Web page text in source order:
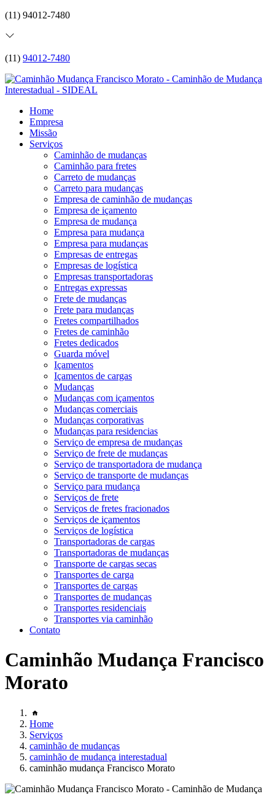
(11) 94012-7480
(11) 94012-7480
Home
Empresa
Missão
Serviços
Caminhão de mudanças
Caminhão para fretes
Carreto de mudanças
Carreto para mudanças
Empresa de caminhão de mudanças
Empresa de içamento
Empresa de mudança
Empresa para mudança
Empresa para mudanças
Empresas de entregas
Empresas de logística
Empresas transportadoras
Entregas expressas
Frete de mudanças
Frete para mudanças
Fretes compartilhados
Fretes de caminhão
Fretes dedicados
Guarda móvel
Içamentos
Içamentos de cargas
Mudanças
Mudanças com içamentos
Mudanças comerciais
Mudanças corporativas
Mudanças para residencias
Serviço de empresa de mudanças
Serviço de frete de mudanças
Serviço de transportadora de mudança
Serviço de transporte de mudanças
Serviço para mudança
Serviços de frete
Serviços de fretes fracionados
Serviços de içamentos
Serviços de logística
Transportadoras de cargas
Transportadoras de mudanças
Transporte de cargas secas
Transportes de carga
Transportes de cargas
Transportes de mudanças
Transportes residenciais
Transportes via caminhão
Contato
Caminhão Mudança Francisco
Morato
Home
Serviços
caminhão de mudanças
caminhão de mudança interestadual
caminhão mudança Francisco Morato